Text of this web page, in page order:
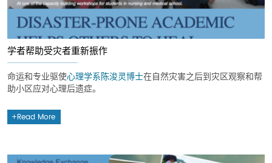
学者帮助受灾者重新振作
命运和专业驱使心理学系陈浚灵博士在自然灾害之后到灾区观察和帮
助小区应对心理后遗症。
Read More